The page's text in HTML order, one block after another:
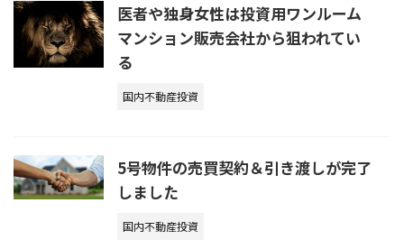
医者や独身女性は投資用ワンルーム
マンション販売会社から狙われてい
る
国内不動産投資
5号物件の売買契約＆引き渡しが完了
しました
国内不動産投資